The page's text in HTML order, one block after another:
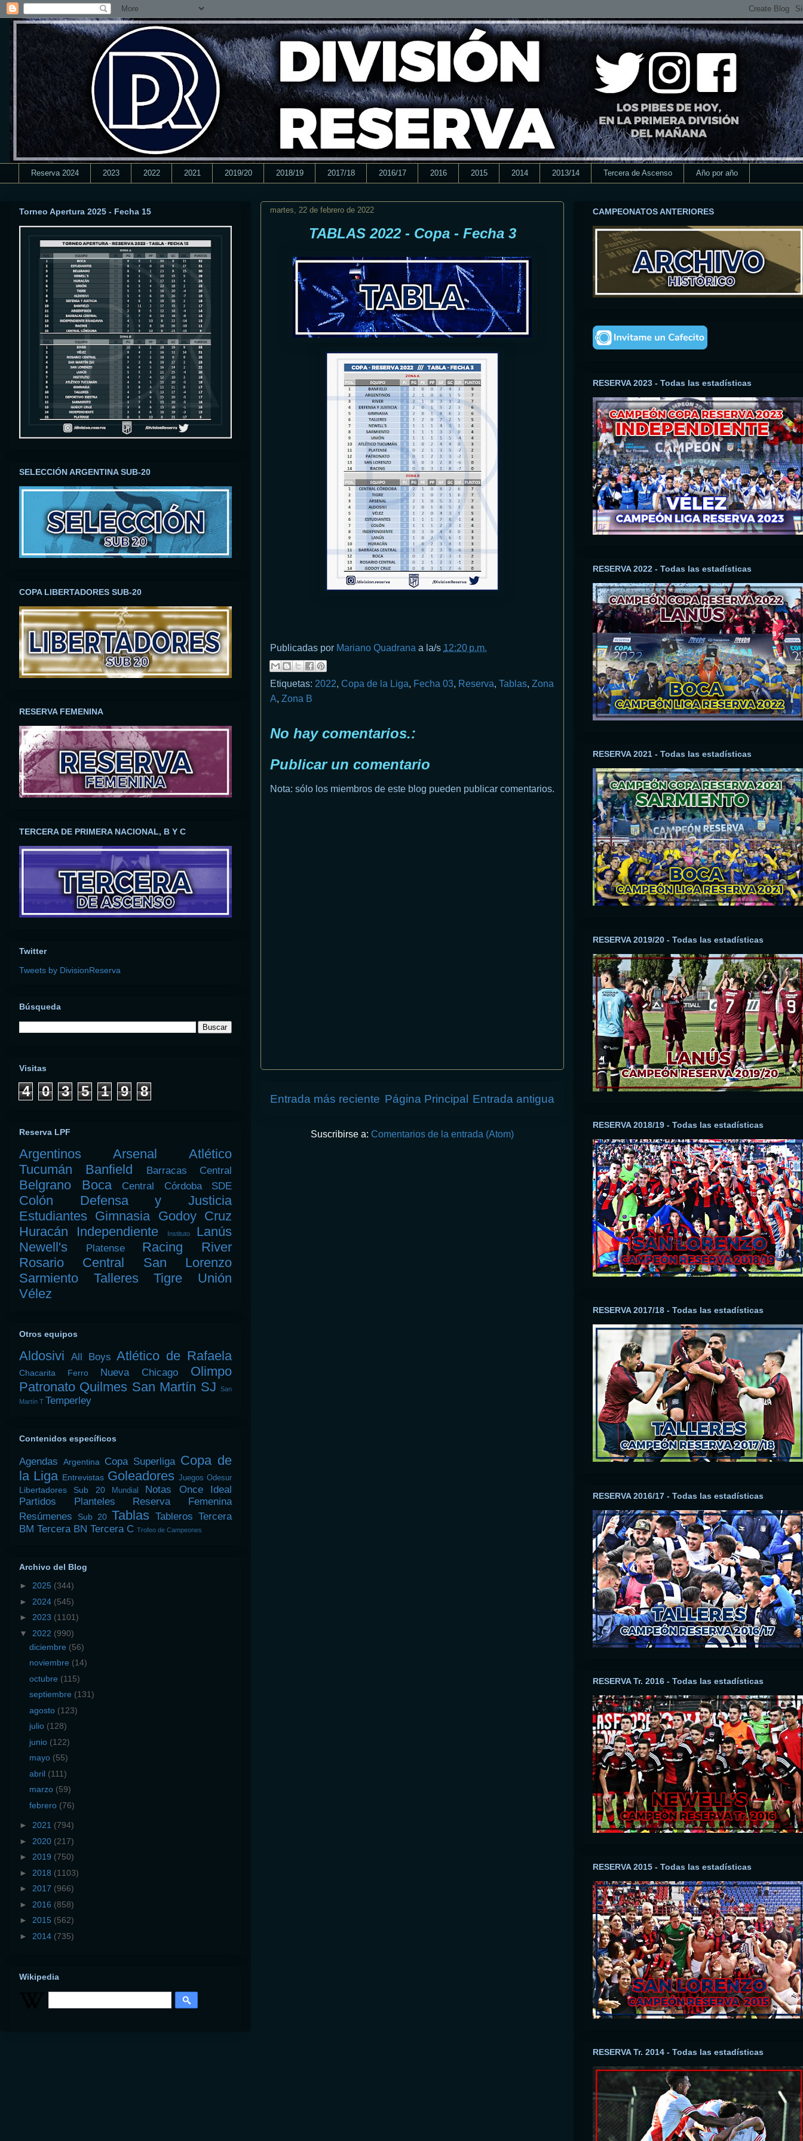
Reserva 2024 2023 2022 2021 2019/20 2018/19 2017/18 2016/17 2016 2015 2014 2013/14 Tercera de Ascenso Año por año
martes, 22 de febrero de 2022
TABLAS 2022 - Copa - Fecha 3
Publicadas por Mariano Quadrana a la/s 12:20 p.m.
Etiquetas: 2022, Copa de la Liga, Fecha 03, Reserva, Tablas, Zona
A, Zona B
No hay comentarios.:
Publicar un comentario
Nota: sólo los miembros de este blog pueden publicar comentarios.
Entrada más reciente Entrada antigua
Página Principal
Suscribirse a: Comentarios de la entrada (Atom)
Torneo Apertura 2025 - Fecha 15
SELECCIÓN ARGENTINA SUB-20
COPA LIBERTADORES SUB-20
RESERVA FEMENINA
TERCERA DE PRIMERA NACIONAL, B Y C
Twitter
Tweets by DivisionReserva
Búsqueda
Visitas
4 0 3 5 1 9 8
Reserva LPF
Argentinos Arsenal
Atlético
Tucumán
Banfield Barracas Central
Belgrano Boca Central Córdoba SDE
Colón
Defensa y Justicia
Estudiantes Gimnasia Godoy Cruz
Huracán
Independiente Instituto
Lanús
Newell's
Platense Racing
River
Rosario Central
San Lorenzo
Sarmiento
Talleres Tigre
Unión
Vélez
Otros equipos
Aldosivi All Boys Atlético de Rafaela
Chacarita Ferro Nueva Chicago
Olimpo
Patronato Quilmes San Martín SJ
San
Martín T Temperley
Contenidos específicos
Agendas Argentina Copa Superliga Copa de
la Liga Entrevistas Goleadores Juegos Odesur
Libertadores Sub 20 Mundial Notas
Once Ideal
Partidos
Planteles
Reserva Femenina
Resúmenes
Sub 20 Tablas Tableros Tercera
BM Tercera BN Tercera C Trofeo de Campeones
Archivo del Blog
► 2025 (344)
► 2024 (545)
► 2023 (1101)
▼ 2022 (990)
diciembre (56)
noviembre (14)
octubre (115)
septiembre (131)
agosto (123)
julio (128)
junio (122)
mayo (55)
abril (111)
marzo (59)
febrero (76)
► 2021 (794)
► 2020 (217)
► 2019 (750)
► 2018 (1103)
► 2017 (966)
► 2016 (858)
► 2015 (562)
► 2014 (735)
Wikipedia
CAMPEONATOS ANTERIORES
RESERVA 2023 - Todas las estadísticas
RESERVA 2022 - Todas las estadísticas
RESERVA 2021 - Todas las estadísticas
RESERVA 2019/20 - Todas las estadísticas
RESERVA 2018/19 - Todas las estadísticas
RESERVA 2017/18 - Todas las estadísticas
RESERVA 2016/17 - Todas las estadísticas
RESERVA Tr. 2016 - Todas las estadísticas
RESERVA 2015 - Todas las estadísticas
RESERVA Tr. 2014 - Todas las estadísticas